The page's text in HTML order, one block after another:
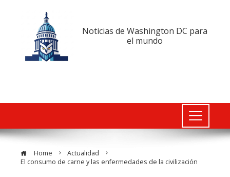
Noticias de Washington DC para
el mundo
Home
Actualidad
El consumo de carne y las enfermedades de la civilización